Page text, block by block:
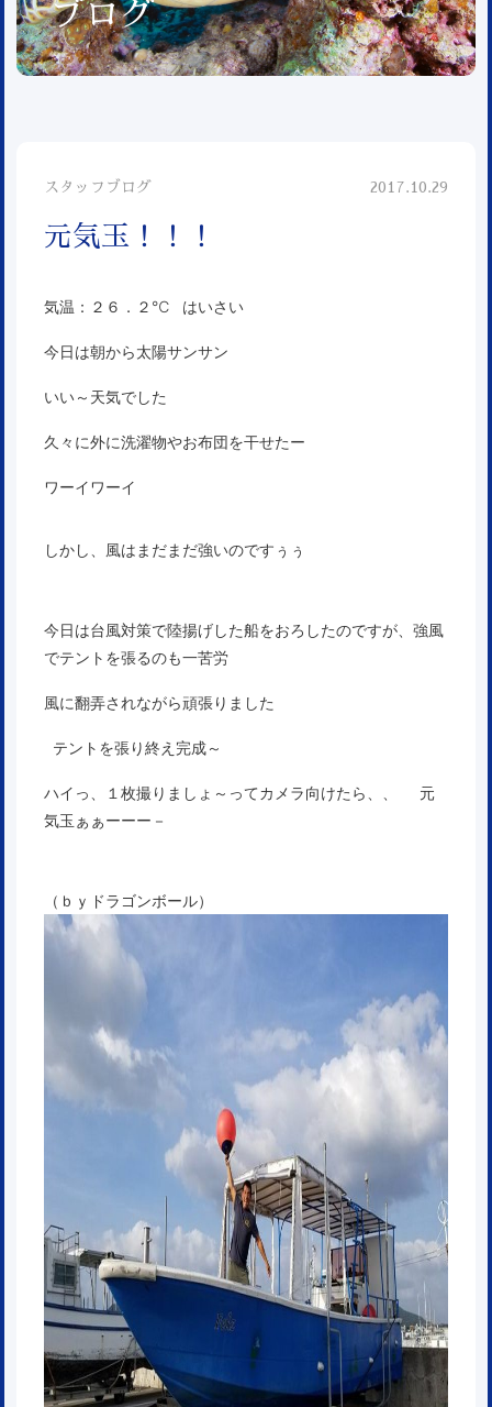
ブログ
スタッフブログ 2017.10.29
元気玉！！！
気温：２６．２℃ はいさい
今日は朝から太陽サンサン
いい～天気でした
久々に外に洗濯物やお布団を干せたー
ワーイワーイ
しかし、風はまだまだ強いのですぅぅ
今日は台風対策で陸揚げした船をおろしたのですが、強風
でテントを張るのも一苦労
風に翻弄されながら頑張りました
テントを張り終え完成～
ハイっ、１枚撮りましょ～ってカメラ向けたら、、 元
気玉ぁぁーーー－
（ｂｙドラゴンボール）